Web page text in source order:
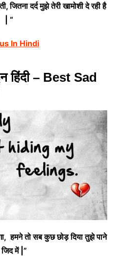
जितना दर्द मुझे तेरी खामोशी दे रही है
| “
In Hindi
हिंदी – Best Sad
हमने तो सब कुछ छोड़ दिया तुझे पाने
में |”